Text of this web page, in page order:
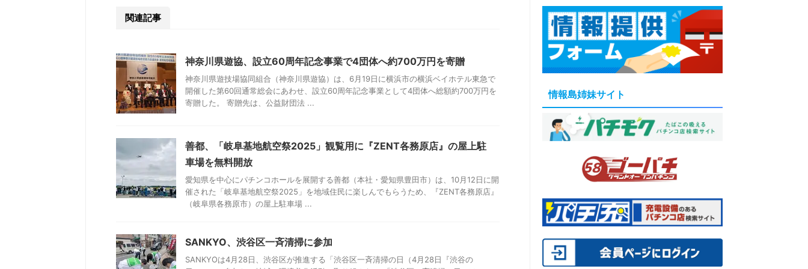
関連記事
神奈川県遊協、設立60周年記念事業で4団体へ約700万円を寄贈
神奈川県遊技場協同組合（神奈川県遊協）は、6月19日に横浜市の横浜ベイホテル東急で
開催した第60回通常総会にあわせ、設立60周年記念事業として4団体へ総額約700万円を
寄贈した。 寄贈先は、公益財団法 ...
善都、「岐阜基地航空祭2025」観覧用に『ZENT各務原店』の屋上駐
車場を無料開放
愛知県を中心にパチンコホールを展開する善都（本社・愛知県豊田市）は、10月12日に開
催された「岐阜基地航空祭2025」を地域住民に楽しんでもらうため、『ZENT各務原店』
（岐阜県各務原市）の屋上駐車場 ...
SANKYO、渋谷区一斉清掃に参加
SANKYOは4月28日、渋谷区が推進する「渋谷区一斉清掃の日（4月28日『渋谷の
情報島姉妹サイト